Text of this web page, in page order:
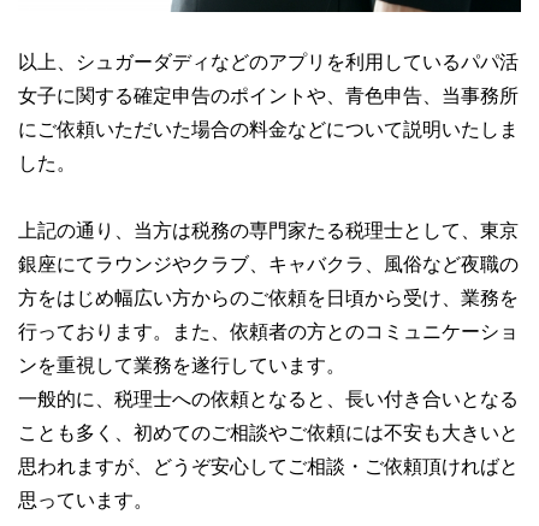
以上、シュガーダディなどのアプリを利用しているパパ活
女子に関する確定申告のポイントや、青色申告、当事務所
にご依頼いただいた場合の料金などについて説明いたしま
した。
上記の通り、当方は税務の専門家たる税理士として、東京
銀座にてラウンジやクラブ、キャバクラ、風俗など夜職の
方をはじめ幅広い方からのご依頼を日頃から受け、業務を
行っております。また、依頼者の方とのコミュニケーショ
ンを重視して業務を遂行しています。
一般的に、税理士への依頼となると、長い付き合いとなる
ことも多く、初めてのご相談やご依頼には不安も大きいと
思われますが、どうぞ安心してご相談・ご依頼頂ければと
思っています。